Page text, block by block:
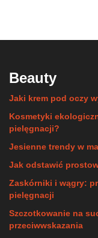
Beauty
Jaki krem pod oczy
Kosmetyki
pielęgnacji?
Jesienne trendy w
Jak odstawić
Zaskórniki i wągry:
pielęgnacji
Szczotkowanie na
przeciwwskazania